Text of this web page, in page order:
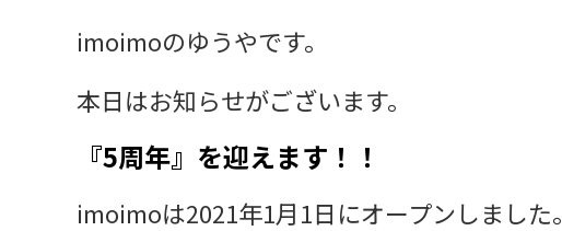
imoimoのゆうやです。
本日はお知らせがございます。
『5周年』を迎えます！！
imoimoは2021年1月1日にオープンしました。